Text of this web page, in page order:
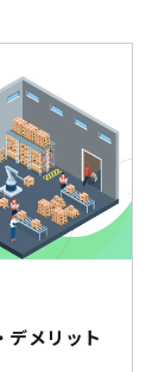
デメリット